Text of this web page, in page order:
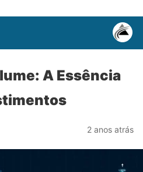
A Essência
2 anos atrás